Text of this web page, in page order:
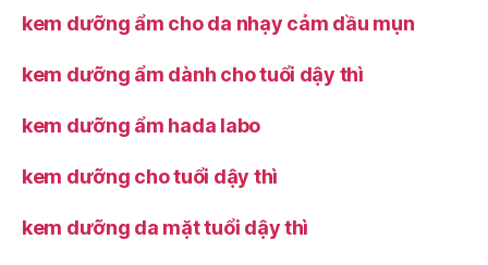
kem dưỡng ẩm cho da nhạy cảm dầu mụn
kem dưỡng ẩm dành cho tuổi dậy thì
kem dưỡng ẩm hada labo
kem dưỡng cho tuổi dậy thì
kem dưỡng da mặt tuổi dậy thì